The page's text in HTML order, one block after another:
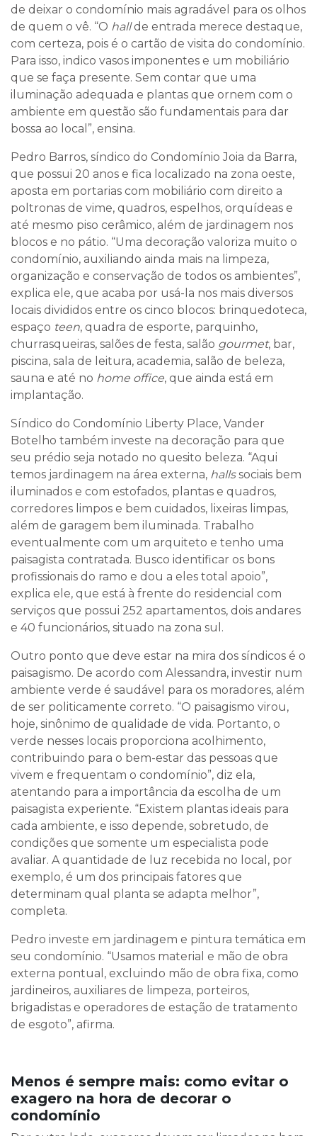
de deixar o condomínio mais agradável para os olhos
de quem o vê. “O hallde entrada merece destaque,
com certeza, pois é o cartão de visita do condomínio.
Para isso, indico vasos imponentes e um mobiliário
que se faça presente. Sem contar que uma
iluminação adequada e plantas que ornem com o
ambiente em questão são fundamentais para dar
bossa ao local”, ensina.
Pedro Barros, síndico do Condomínio Joia da Barra,
que possui 20 anos e fica localizado na zona oeste,
aposta em portarias com mobiliário com direito a
poltronas de vime, quadros, espelhos, orquídeas e
até mesmo piso cerâmico, além de jardinagem nos
blocos e no pátio. “Uma decoração valoriza muito o
condomínio, auxiliando ainda mais na limpeza,
organização e conservação de todos os ambientes”,
explica ele, que acaba por usá-la nos mais diversos
locais divididos entre os cinco blocos: brinquedoteca,
espaço teen, quadra de esporte, parquinho,
churrasqueiras, salões de festa, salão gourmet, bar,
piscina, sala de leitura, academia, salão de beleza,
sauna e até no home office, que ainda está em
implantação.
Síndico do Condomínio Liberty Place, Vander
Botelho também investe na decoração para que
seu prédio seja notado no quesito beleza. “Aqui
temos jardinagem na área externa, hallssociais bem
iluminados e com estofados, plantas e quadros,
corredores limpos e bem cuidados, lixeiras limpas,
além de garagem bem iluminada. Trabalho
eventualmente com um arquiteto e tenho uma
paisagista contratada. Busco identificar os bons
profissionais do ramo e dou a eles total apoio”,
explica ele, que está à frente do residencial com
serviços que possui 252 apartamentos, dois andares
e 40 funcionários, situado na zona sul.
Outro ponto que deve estar na mira dos síndicos é o
paisagismo. De acordo com Alessandra, investir num
ambiente verde é saudável para os moradores, além
de ser politicamente correto. “O paisagismo virou,
hoje, sinônimo de qualidade de vida. Portanto, o
verde nesses locais proporciona acolhimento,
contribuindo para o bem-estar das pessoas que
vivem e frequentam o condomínio”, diz ela,
atentando para a importância da escolha de um
paisagista experiente. “Existem plantas ideais para
cada ambiente, e isso depende, sobretudo, de
condições que somente um especialista pode
avaliar. A quantidade de luz recebida no local, por
exemplo, é um dos principais fatores que
determinam qual planta se adapta melhor”,
completa.
Pedro investe em jardinagem e pintura temática em
seu condomínio. “Usamos material e mão de obra
externa pontual, excluindo mão de obra fixa, como
jardineiros, auxiliares de limpeza, porteiros,
brigadistas e operadores de estação de tratamento
de esgoto”, afirma.
Menos é sempre mais: como evitar o
exagero na hora de decorar o
condomínio